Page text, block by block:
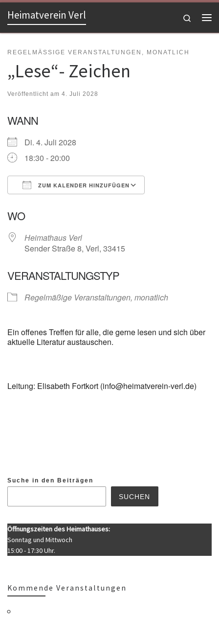
Zum Inhalt springen
Heimatverein Verl
Search
REGELMÄSSIGE VERANSTALTUNGEN, MONATLICH
„Lese“- Zeichen
Veröffentlicht am 4. Juli 2028
WANN
Di. 4. Juli 2028
18:30 - 20:00
ZUM KALENDER HINZUFÜGEN
WO
Heimathaus Verl
Sender Straße 8, Verl, 33415
VERANSTALTUNGSTYP
Regelmäßige Veranstaltungen, monatlich
Ein offenes Treffen für alle, die gerne lesen und sich über
aktuelle Literatur austauschen.
Leitung: Elisabeth Fortkort (info@heimatverein-verl.de)
Suche in den Beiträgen
SUCHEN
Öffnungszeiten des Heimathauses:
Sonntag und Mittwoch
15:00 - 17:30 Uhr.
Kommende Veranstaltungen